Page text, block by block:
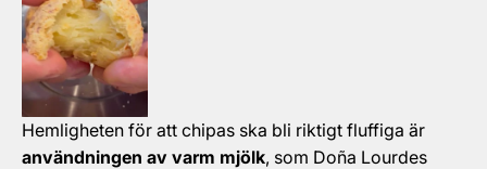
Hemligheten för att chipas ska bli riktigt fluffiga är
användningen av varm mjölk, som Doña Lourdes